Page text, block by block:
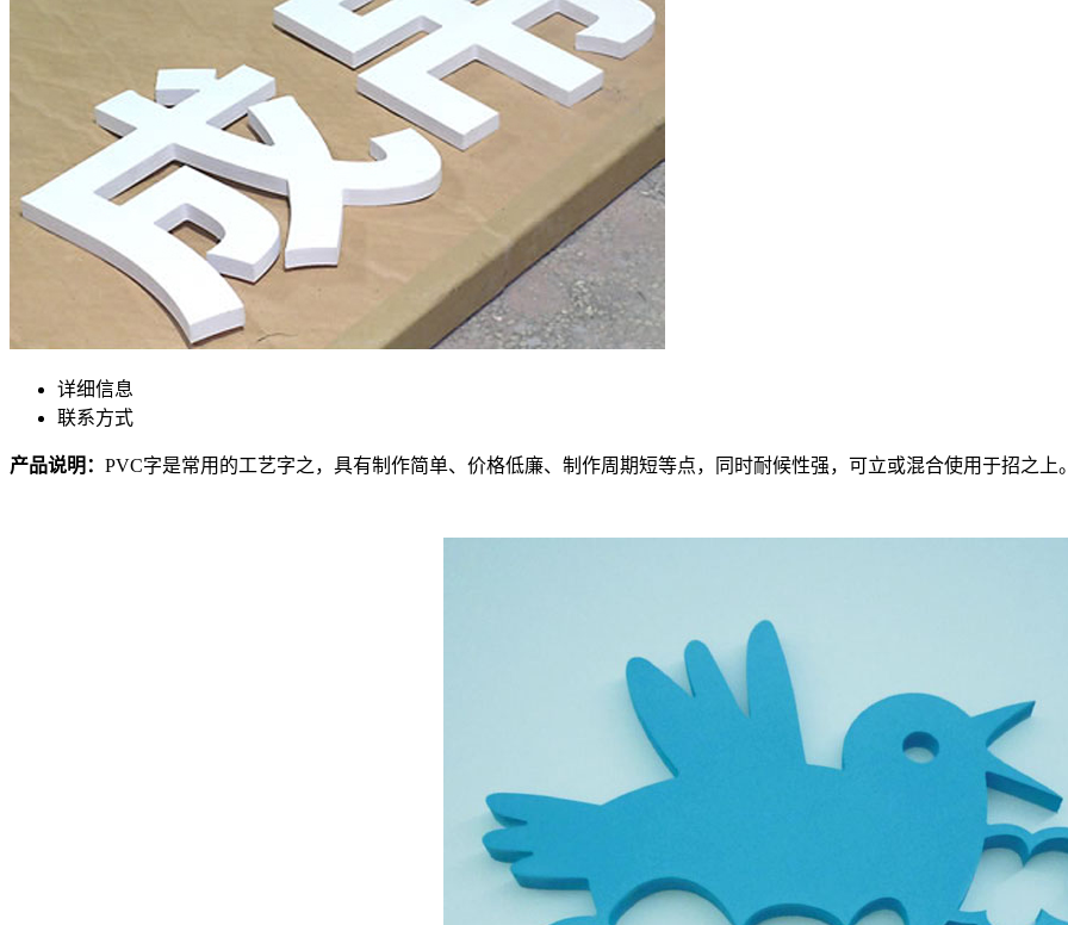
详细信息
联系方式
产品说明： PVC字是常用的工艺字之，具有制作简单、价格低廉、制作周期短等点，同时耐候性强，可立或混合使用于招之上